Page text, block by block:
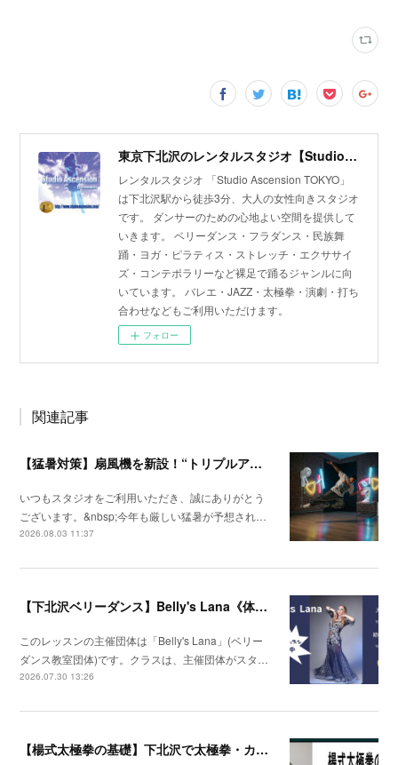
東京下北沢のレンタルスタジオ【Studio Ascension】
レンタルスタジオ 「Studio Ascension TOKYO」
は下北沢駅から徒歩3分、大人の女性向きスタジオ
です。 ダンサーのための心地よい空間を提供して
いきます。 ベリーダンス・フラダンス・民族舞
踊・ヨガ・ピラティス・ストレッチ・エクササイ
ズ・コンテポラリーなど裸足で踊るジャンルに向
いています。 バレエ・JAZZ・太極拳・演劇・打ち
合わせなどもご利用いただけます。
フォロー
関連記事
【猛暑対策】扇風機を新設！“トリプルアクセル級”の快適レッスン空間へ
いつもスタジオをご利用いただき、誠にありがとう
ございます。&nbsp;今年も厳しい猛暑が予想され…
2026.08.03 11:37
【下北沢ベリーダンス】Belly's Lana《体験レッスン受付中》
このレッスンの主催団体は「Belly's Lana」(ベリー
ダンス教室団体)です。クラスは、主催団体がスタ…
2026.07.30 13:26
【楊式太極拳の基礎】下北沢で太極拳・カンフー・少林拳